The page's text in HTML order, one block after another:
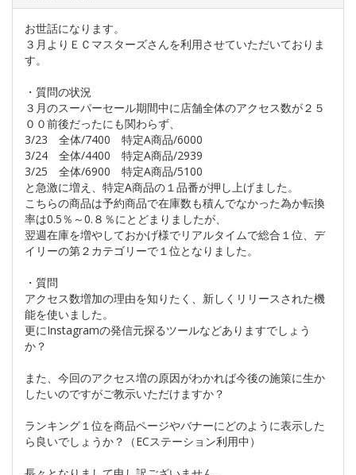
お世話になります。
３月よりＥＣマスターズさんを利用させていただいておりま
す。
・質問の状況
３月のスーパーセール期間中に店舗全体のアクセス数が２５
００前後だったにも関わらず、
3/23 全体/7400 特定A商品/6000
3/24 全体/4400 特定A商品/2939
3/25 全体/6900 特定A商品/5100
と急激に増え、特定A商品の１品番が押し上げました。
こちらの商品は予約商品で在庫数も積んでなかった為か転換
率は0.5％～0.８％にとどまりましたが、
翌週在庫を増やしておかげ様でリアルタイムで総合１位、デ
イリーの第２カテゴリーで１位となりました。
・質問
アクセス数増加の理由を知りたく、新しくリリースされた機
能を使いました。
更にInstagramの発信元探るツールなどありますでしょう
か？
また、今回のアクセス増の原因がわかれば今後の施策に生か
したいのですがご教示いただけますか？
ランキング１位を商品ページやバナーにどのように表示した
ら良いでしょうか？（ECステーション利用中）